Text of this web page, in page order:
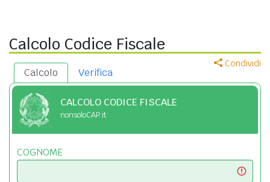
Calcolo Codice Fiscale
Condividi
Calcolo Verifica
CALCOLO CODICE FISCALE
nonsoloCAP.it
COGNOME